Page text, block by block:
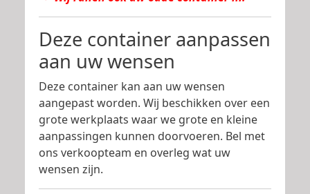
Deze container aanpassen
aan uw wensen
Deze container kan aan uw wensen
aangepast worden. Wij beschikken over een
grote werkplaats waar we grote en kleine
aanpassingen kunnen doorvoeren. Bel met
ons verkoopteam en overleg wat uw
wensen zijn.